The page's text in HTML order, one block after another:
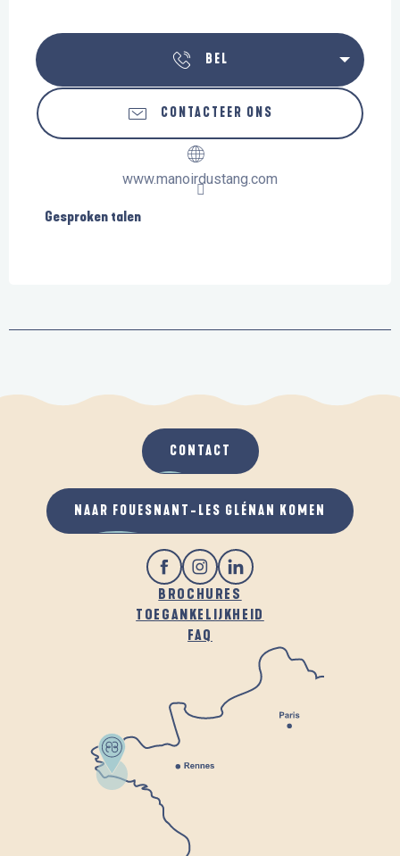
BEL
CONTACTEER ONS
www.manoirdustang.com
Gesproken talen
Gesproken talen
BROCHURES
TOEGANKELIJKHEID
FAQ
CONTACT
NAAR FOUESNANT-LES GLÉNAN KOMEN